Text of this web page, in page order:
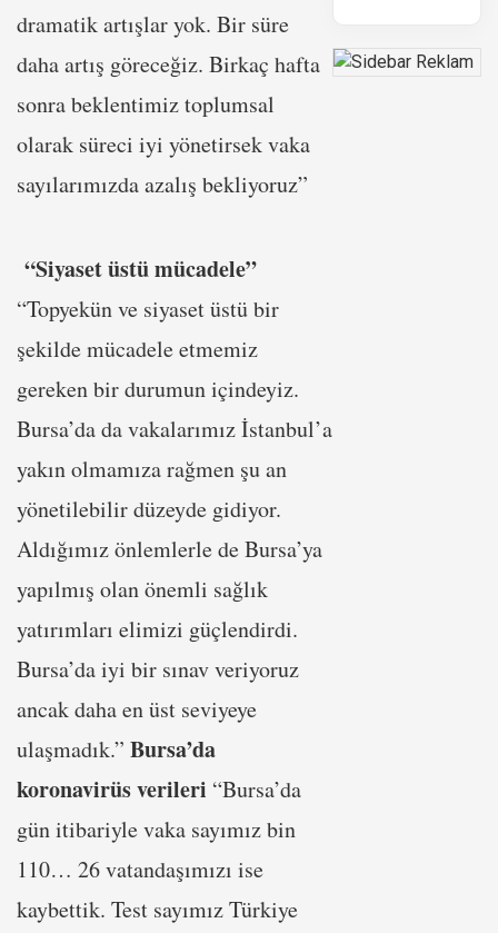
dramatik artışlar yok. Bir süre
daha artış göreceğiz. Birkaç hafta
sonra beklentimiz toplumsal
olarak süreci iyi yönetirsek vaka
sayılarımızda azalış bekliyoruz”
“Siyaset üstü mücadele”
“Topyekün ve siyaset üstü bir
şekilde mücadele etmemiz
gereken bir durumun içindeyiz.
Bursa’da da vakalarımız İstanbul’a
yakın olmamıza rağmen şu an
yönetilebilir düzeyde gidiyor.
Aldığımız önlemlerle de Bursa’ya
yapılmış olan önemli sağlık
yatırımları elimizi güçlendirdi.
Bursa’da iyi bir sınav veriyoruz
ancak daha en üst seviyeye
ulaşmadık.” Bursa’da
koronavirüs verileri “Bursa’da
gün itibariyle vaka sayımız bin
110… 26 vatandaşımızı ise
kaybettik. Test sayımız Türkiye